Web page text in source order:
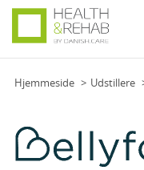
Hjemmeside Udstillere